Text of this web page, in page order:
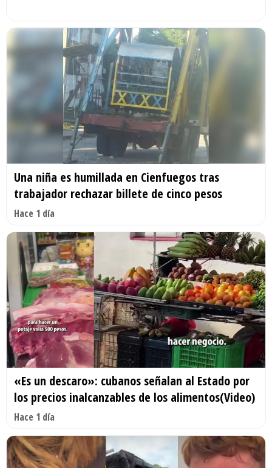
Una niña es humillada en Cienfuegos tras
trabajador rechazar billete de cinco pesos
Hace 1 día
«Es un descaro»: cubanos señalan al Estado por
los precios inalcanzables de los alimentos(Video)
Hace 1 día